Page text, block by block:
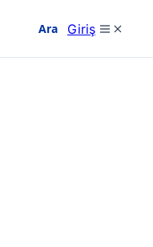
+90 850 308 29 89
Ara Giriş